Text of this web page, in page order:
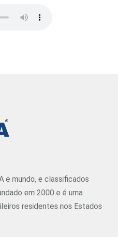
e mundo, e classificados
em 2000 e é uma
residentes nos Estados